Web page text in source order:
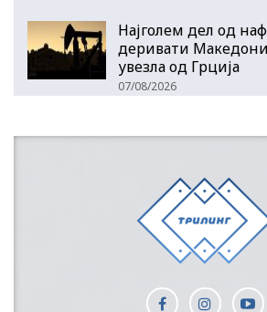
Најголем дел од
деривати
увезла од Грција
07/08/2026